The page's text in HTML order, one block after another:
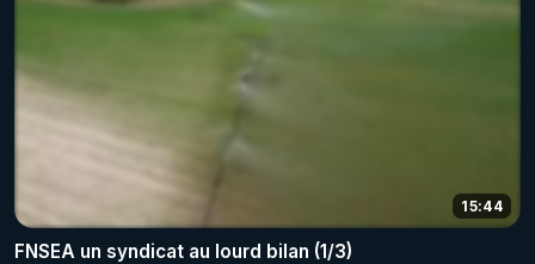
15:44
FNSEA un syndicat au lourd bilan (1/3)